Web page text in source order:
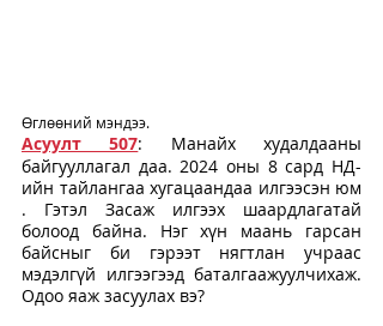
Өглөөний мэндээ.
Асуулт 507: Манайх худалдааны
байгууллагал даа. 2024 оны 8 сард НД-
ийн тайлангаа хугацаандаа илгээсэн юм
. Гэтэл Засаж илгээх шаардлагатай
болоод байна. Нэг хүн маань гарсан
байсныг би гэрээт нягтлан учраас
мэдэлгүй илгээгээд баталгаажуулчихаж.
Одоо яаж засуулах вэ?